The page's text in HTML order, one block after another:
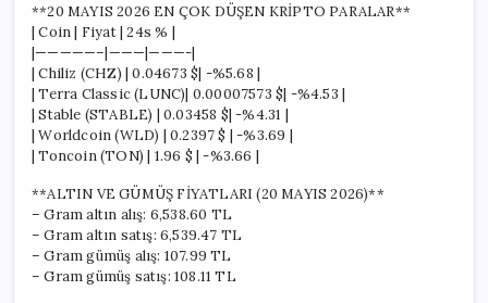
**20 MAYIS 2026 EN ÇOK DÜŞEN KRİPTO PARALAR**
| Coin | Fiyat | 24s % |
|—————–|———|———-|
| Chiliz (CHZ) | 0.04673 $| -%5.68 |
| Terra Classic (LUNC)| 0.00007573 $| -%4.53 |
| Stable (STABLE) | 0.03458 $| -%4.31 |
| Worldcoin (WLD) | 0.2397 $ | -%3.69 |
| Toncoin (TON) | 1.96 $ | -%3.66 |
**ALTIN VE GÜMÜŞ FİYATLARI (20 MAYIS 2026)**
– Gram altın alış: 6,538.60 TL
– Gram altın satış: 6,539.47 TL
– Gram gümüş alış: 107.99 TL
– Gram gümüş satış: 108.11 TL